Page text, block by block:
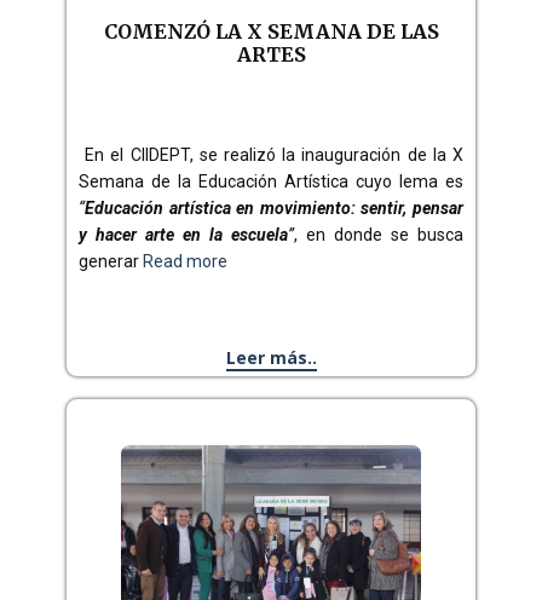
COMENZÓ LA X SEMANA DE LAS
ARTES
En el CIIDEPT, se realizó la inauguración de la X
Semana de la Educación Artística cuyo lema es
“Educación artística en movimiento: sentir, pensar
y hacer arte en la escuela”, en donde se busca
generar Read more
Leer más..